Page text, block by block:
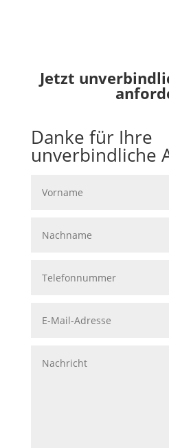
Jetzt
Danke für Ihre
unverbindliche